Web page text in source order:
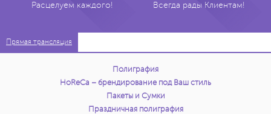
Расцелуем каждого! Всегда рады Клиентам!
Прямая трансляция
Полиграфия
HoReCa – брендирование под Ваш стиль
Пакеты и Сумки
Праздничная полиграфия